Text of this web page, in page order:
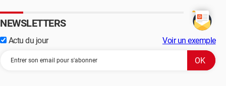
NEWSLETTERS
Actu du jour Voir un exemple